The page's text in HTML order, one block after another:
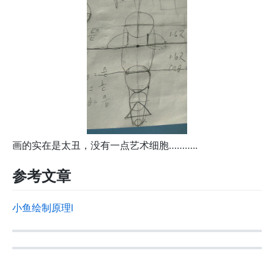
画的实在是太丑，没有一点艺术细胞………..
参考文章
小鱼绘制原理l